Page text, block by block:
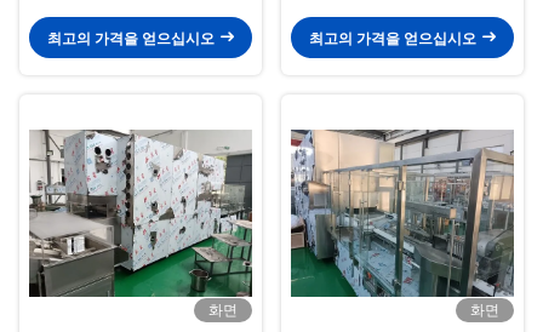
최고의 가격을 얻으십시오
최고의 가격을 얻으십시오
화면
화면